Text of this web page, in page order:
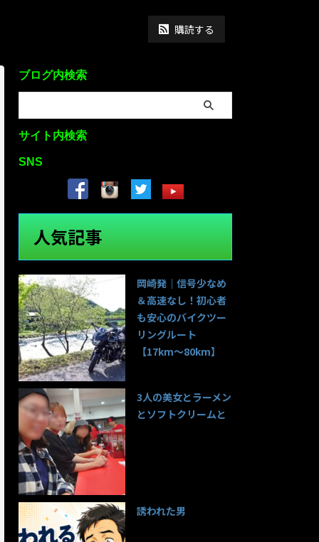
購読する
ブログ内検索
サイト内検索
SNS
人気記事
岡崎発｜信号少なめ
＆高速なし！初心者
も安心のバイクツー
リングルート
【17km〜80km】
3人の美女とラーメン
とソフトクリームと
誘われた男